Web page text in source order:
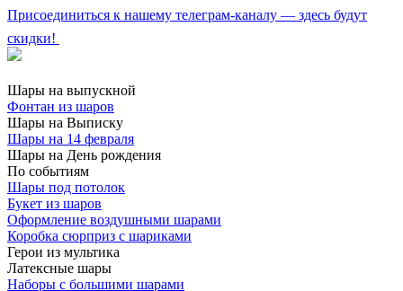
Присоединиться к нашему телеграм-каналу — здесь будут
скидки!
Шары на выпускной
Фонтан из шаров
Шары на Выписку
Шары на 14 февраля
Шары на День рождения
По событиям
Шары под потолок
Букет из шаров
Оформление воздушными шарами
Коробка сюрприз с шариками
Герои из мультика
Латексные шары
Наборы с большими шарами